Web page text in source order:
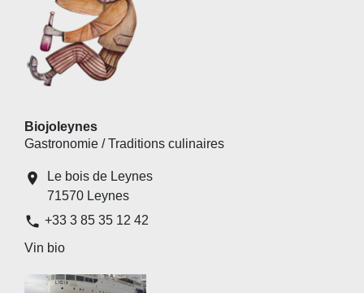
Biojoleynes
Gastronomie / Traditions culinaires
location_on
Le bois de Leynes
71570 Leynes
phone +33 3 85 35 12 42
Vin bio